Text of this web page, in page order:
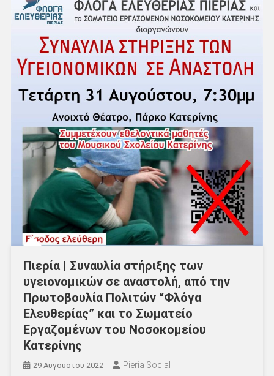
Πιερία | Συναυλία στήριξης των
υγειονομικών σε αναστολή, από την
Πρωτοβουλία Πολιτών “Φλόγα
Ελευθερίας” και το Σωματείο
Εργαζομένων του Νοσοκομείου
Κατερίνης
29 Αυγούστου 2022 Pieria Social